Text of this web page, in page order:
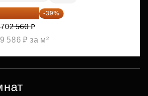
908 562 ₽ -39%
560 ₽
586 ₽ за м²